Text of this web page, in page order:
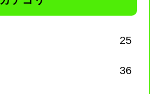
25
36